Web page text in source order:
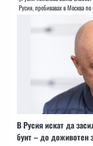
Русия, пребивавах в Москва
В Русия искат да
бунт – до доживотен